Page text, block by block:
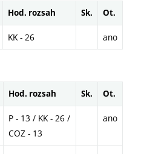
Hod. rozsah Sk. Ot.
KK - 26 ano
Hod. rozsah Sk. Ot.
P - 13 / KK - 26 /
COZ - 13
ano